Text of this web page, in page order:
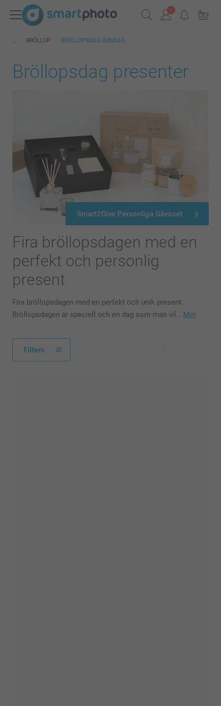
BRÖLLOP BRÖLLOPSDAG ÅRSDAG
Bröllopsdag presenter
Fira bröllopsdagen med en
perfekt och personlig
present
Fira bröllopsdagen med en perfekt och unik present.
Bröllopsdagen är speciell och en dag som man vil… Mer
Smart2Give Personliga Gåvoset
Filters